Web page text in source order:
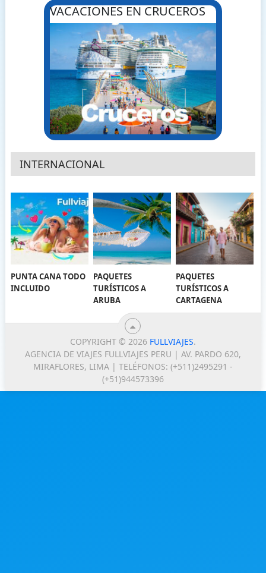
VACACIONES EN CRUCEROS
INTERNACIONAL
PUNTA CANA TODO
INCLUIDO
PAQUETES
TURÍSTICOS A
ARUBA
PAQUETES
TURÍSTICOS A
CARTAGENA
COPYRIGHT © 2026 FULLVIAJES.
AGENCIA DE VIAJES FULLVIAJES PERU | AV. PARDO 620,
MIRAFLORES, LIMA | TELÉFONOS: (+511)2495291 -
(+51)944573396